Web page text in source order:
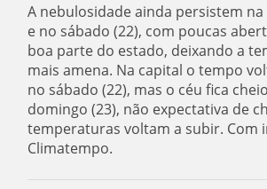
A nebulosidade ainda persistem na
e no sábado (22), com poucas
boa parte do estado, deixando a
mais amena. Na capital o tempo
no sábado (22), mas o céu fica
domingo (23), não expectativa de
temperaturas voltam a subir. Com
Climatempo.